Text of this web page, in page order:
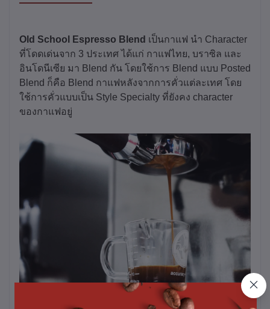
Old School Espresso Blend เป็นกาแฟ นำ Character
ที่โดดเด่นจาก 3 ประเทศ ได้แก่ กาแฟไทย, บราซิล และ
อินโดนีเซีย มา Blend กัน โดยใช้การ Blend แบบ Posted
Blend ก็คือ Blend กาแฟหลังจากการคั่วแต่ละเทศ โดย
ใช้การคั่วแบบเป็น Style Specialty ที่ยังคง character
ของกาแฟอยู่